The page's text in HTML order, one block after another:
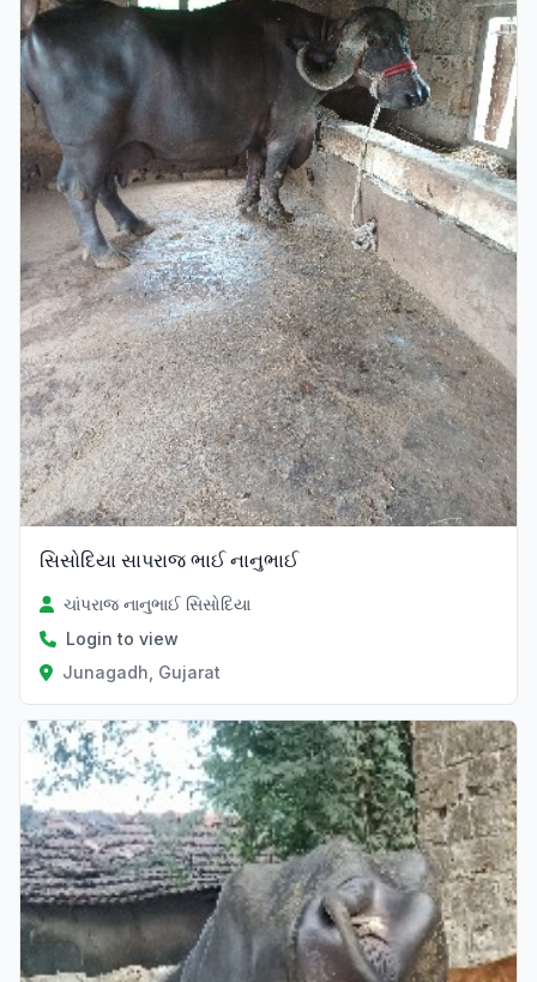
સિસોદિયા સાપરાજ ભાઈ નાનુભાઈ
ચાંપરાજ નાનુભાઈ સિસોદિયા
Login to view
Junagadh, Gujarat